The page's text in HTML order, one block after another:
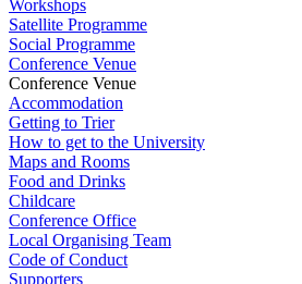
Workshops
Satellite Programme
Social Programme
Conference Venue
Conference Venue
Accommodation
Getting to Trier
How to get to the University
Maps and Rooms
Food and Drinks
Childcare
Conference Office
Local Organising Team
Code of Conduct
Supporters